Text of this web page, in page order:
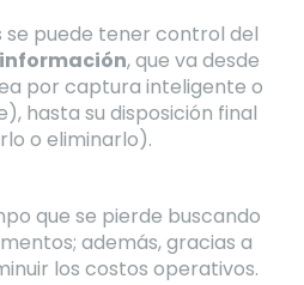
se puede tener control del
, que va desde
por captura inteligente o
hasta su disposición final
o eliminarlo).
que se pierde buscando
además, gracias a
los costos operativos.